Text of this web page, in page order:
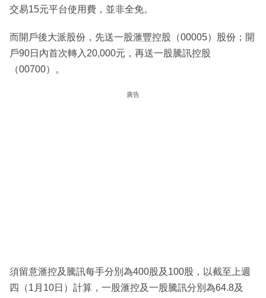
交易15元平台使用費，並非全免。
而開戶後大派股份，先送一股滙豐控股（00005）股份；開
戶90日內首次轉入20,000元，再送一股騰訊控股
（00700）。
廣告
須留意滙控及騰訊每手分別為400股及100股，以截至上週
四（1月10日）計算，一股滙控及一股騰訊分別為64.8及